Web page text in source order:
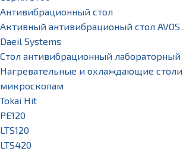
Антивибрационный стол
Активный антивибрационый стол AVOS
Daeil Systems
Стол антивибрационный лабораторный
Нагревательные и охлаждающие
микроскопам
Tokai Hit
PE120
LTS120
LTS420